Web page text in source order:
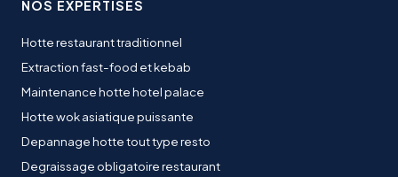
NOS EXPERTISES
Hotte restaurant traditionnel
Extraction fast-food et kebab
Maintenance hotte hotel palace
Hotte wok asiatique puissante
Depannage hotte tout type resto
Degraissage obligatoire restaurant